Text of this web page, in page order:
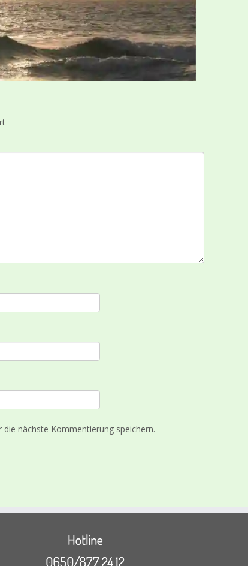
nächste Kommentierung speichern.
Hotline
0650/877 24 12